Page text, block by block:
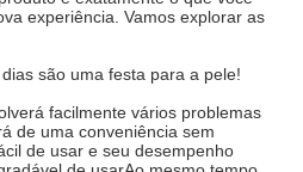
experiência. Vamos explorar as
são uma festa para a pele!
facilmente vários problemas
de uma conveniência sem
de usar e seu desempenho